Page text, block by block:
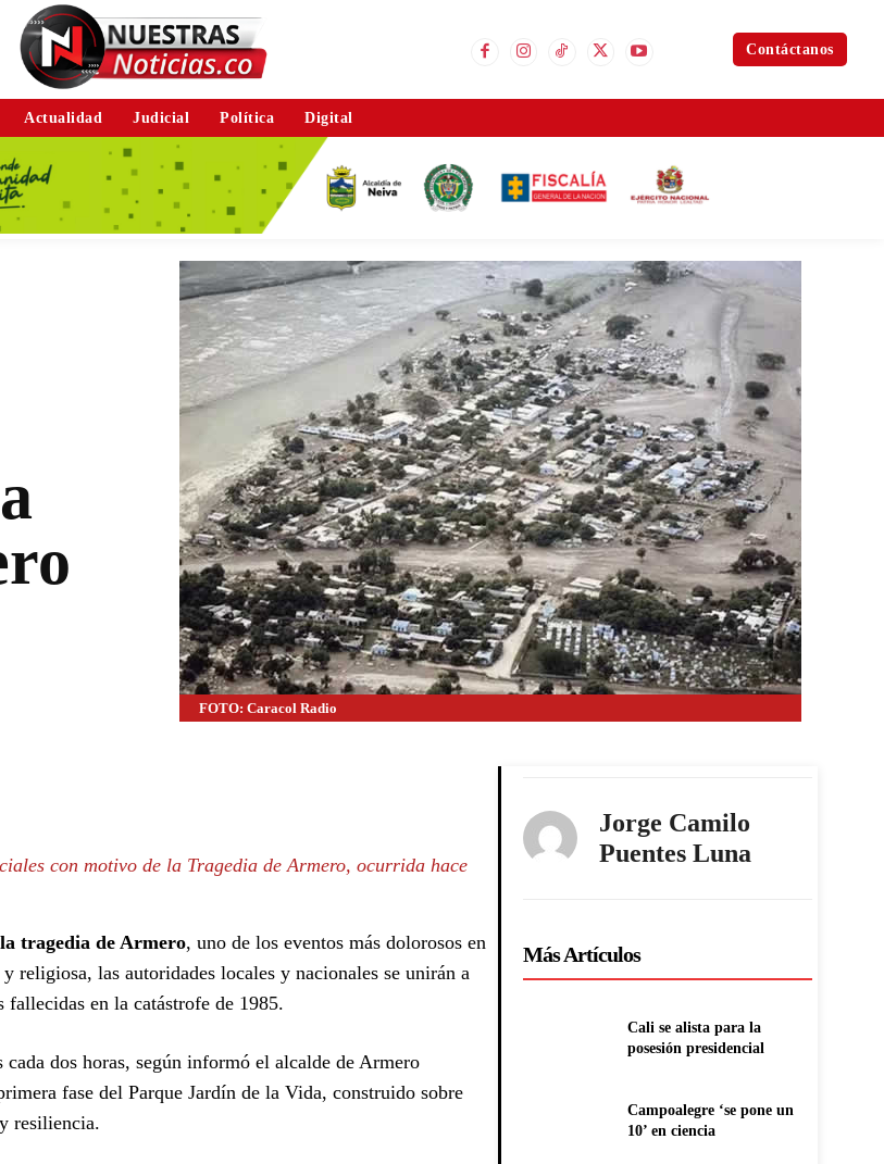
Contáctanos
Actualidad Judicial Política Digital
FOTO: Caracol Radio
con motivo de la Tragedia de Armero, ocurrida hace
tragedia de Armero, uno de los eventos más dolorosos en
las autoridades locales y nacionales se unirán a
en la catástrofe de 1985.
dos horas, según informó el alcalde de Armero
fase del Parque Jardín de la Vida, construido sobre
resiliencia.
Jorge Camilo
Puentes Luna
Más Artículos
Cali se alista para la
posesión presidencial
Campoalegre ‘se pone un
10’ en ciencia